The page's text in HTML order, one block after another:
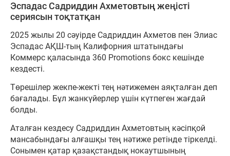
Эспадас Садриддин Ахметовтың жеңісті
сериясын тоқтатқан
2025 жылы 20 сәуірде Садриддин Ахметов пен Элиас
Эспадас АҚШ-тың Калифорния штатындағы
Коммерс қаласында 360 Promotions бокс кешінде
кездесті.
Төрешілер жекпе-жекті тең нәтижемен аяқталған деп
бағалады. Бұл жанкүйерлер үшін күтпеген жағдай
болды.
Аталған кездесу Садриддин Ахметовтың кәсіпқой
мансабындағы алғашқы тең нәтиже ретінде тіркелді.
Сонымен қатар қазақстандық нокаутшының